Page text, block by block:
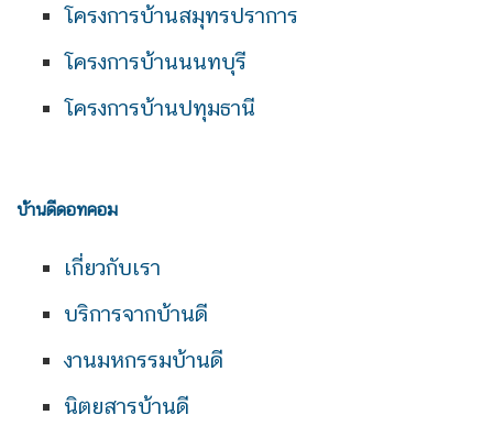
โครงการบ้านสมุทรปราการ
โครงการบ้านนนทบุรี
โครงการบ้านปทุมธานี
บ้านดีดอทคอม
เกี่ยวกับเรา
บริการจากบ้านดี
งานมหกรรมบ้านดี
นิตยสารบ้านดี